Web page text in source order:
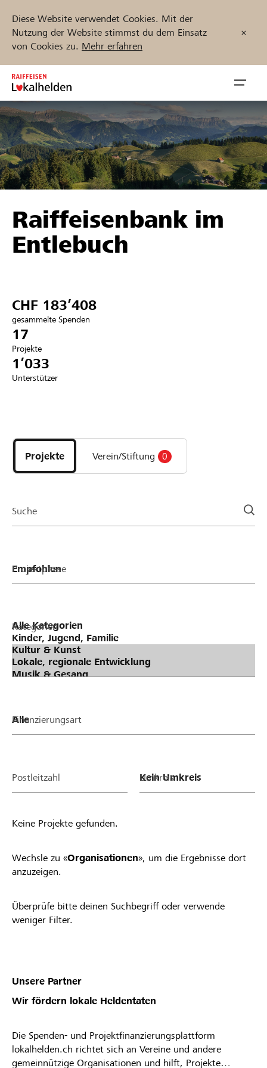
Diese Website verwendet Cookies. Mit der
Nutzung der Website stimmst du dem Einsatz
von Cookies zu. Mehr erfahren
Zum
Inhalt
springen
öffnen
Unterstützen
Hilfe & Support
Anmelden
Projekte und Organisationen finden
Jetzt starten
DE FR IT
Raiffeisenbank im
Entlebuch
CHF 183’408
gesammelte Spenden
17
Projekte
1’033
Unterstützer
Projekte
und
Organisationen
Projekte Verein/Stiftung 0
Suche
Projektphase
Kategorien
Finanzierungsart
Postleitzahl Umkreis
Keine Projekte gefunden.
Wechsle zu «Organisationen», um die Ergebnisse dort
anzuzeigen.
Überprüfe bitte deinen Suchbegriff oder verwende
weniger Filter.
Unsere Partner
Wir fördern lokale Heldentaten
Die Spenden- und Projektfinanzierungsplattform
lokalhelden.ch richtet sich an Vereine und andere
gemeinnützige Organisationen und hilft, Projekte